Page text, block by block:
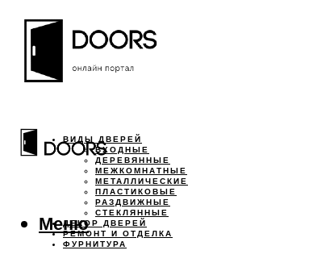
ВИДЫ ДВЕРЕЙ
ВХОДНЫЕ
ДЕРЕВЯННЫЕ
МЕЖКОМНАТНЫЕ
МЕТАЛЛИЧЕСКИЕ
ПЛАСТИКОВЫЕ
РАЗДВИЖНЫЕ
СТЕКЛЯННЫЕ
ДЕКОР ДВЕРЕЙ
РЕМОНТ И ОТДЕЛКА
ФУРНИТУРА
Меню